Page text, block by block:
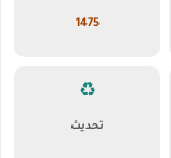
1475
♻️
تحديث